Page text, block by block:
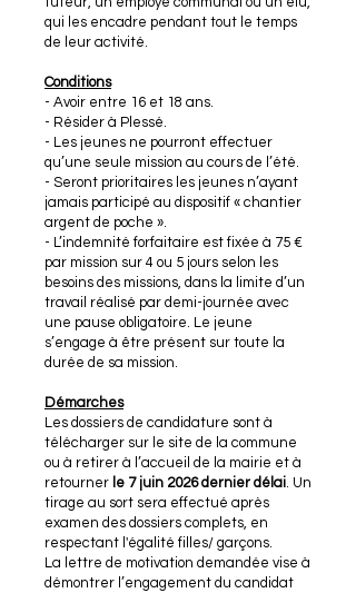
qui les encadre pendant tout le temps
de leur activité.
Conditions
- Avoir entre 16 et 18 ans.
- Résider à Plessé.
- Les jeunes ne pourront effectuer
qu’une seule mission au cours de l’été.
- Seront prioritaires les jeunes n’ayant
jamais participé au dispositif « chantier
argent de poche ».
- L’indemnité forfaitaire est fixée à 75 €
par mission sur 4 ou 5 jours selon les
besoins des missions, dans la limite d’un
travail réalisé par demi-journée avec
une pause obligatoire. Le jeune
s’engage à être présent sur toute la
durée de sa mission.
Démarches
Les dossiers de candidature sont à
télécharger sur le site de la commune
ou à retirer à l’accueil de la mairie et à
retourner le 7 juin 2026 dernier délai. Un
tirage au sort sera effectué après
examen des dossiers complets, en
respectant l'égalité filles/ garçons.
La lettre de motivation demandée vise à
démontrer l’engagement du candidat